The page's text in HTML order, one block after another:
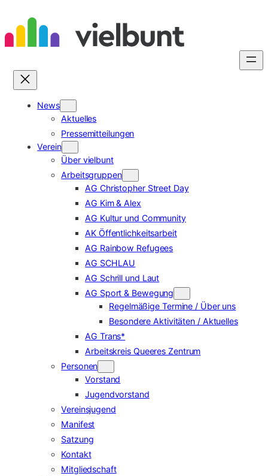
Inhalt
springen
News
Aktuelles
Pressemitteilungen
Verein
Über vielbunt
Arbeitsgruppen
AG Christopher Street Day
AG Kim & Alex
AG Kultur und Community
AK Öffentlichkeitsarbeit
AG Rainbow Refugees
AG SCHLAU
AG Schrill und Laut
AG Sport & Bewegung
Regelmäßige Termine / Über uns
Besondere Aktivitäten / Aktuelles
AG Trans*
Arbeitskreis Queeres Zentrum
Personen
Vorstand
Jugendvorstand
Vereinsjugend
Manifest
Satzung
Kontakt
Mitgliedschaft